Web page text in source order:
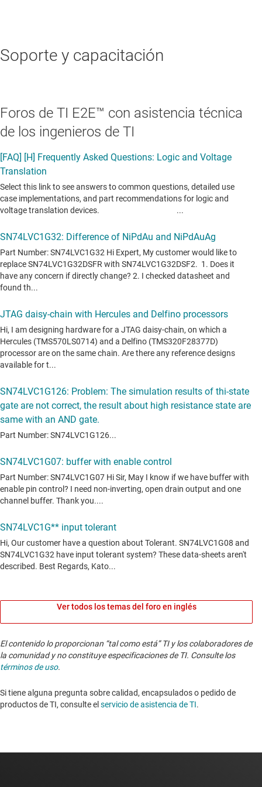
Soporte y capacitación
Foros de TI E2E™ con asistencia técnica
de los ingenieros de TI
Ver todos los temas del foro en inglés
El contenido lo proporcionan “tal como está” TI y los colaboradores de
la comunidad y no constituye especificaciones de TI. Consulte los
términos de uso.
Si tiene alguna pregunta sobre calidad, encapsulados o pedido de
productos de TI, consulte el servicio de asistencia de TI. ​​​​​​​​​​​​​​